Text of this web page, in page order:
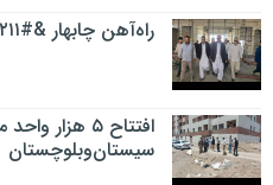
راه‌آهن چابهار &#۸۲۱۱; زاهدان در آستانه بهره‌برداری
افتتاح ۵
سیستان‌وبلوچستان